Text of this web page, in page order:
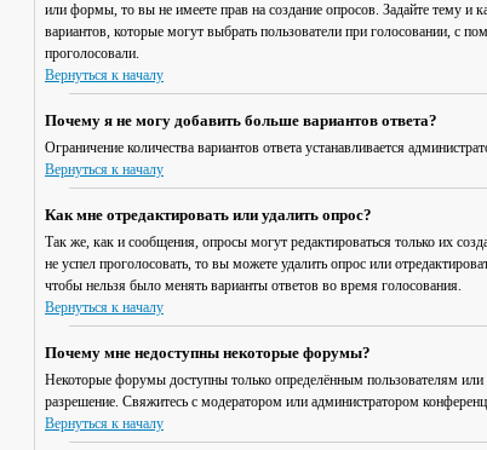
или формы, то вы не имеете прав на создание опросов. Задайте тему и
вариантов, которые могут выбрать пользователи при голосовании, с
проголосовали.
Вернуться к началу
Почему я не могу добавить больше вариантов ответа?
Ограничение количества вариантов ответа устанавливается
Вернуться к началу
Как мне отредактировать или удалить опрос?
Так же, как и сообщения, опросы могут редактироваться только их
не успел проголосовать, то вы можете удалить опрос или
чтобы нельзя было менять варианты ответов во время голосования.
Вернуться к началу
Почему мне недоступны некоторые форумы?
Некоторые форумы доступны только определённым пользователям или
разрешение. Свяжитесь с модератором или администратором
Вернуться к началу